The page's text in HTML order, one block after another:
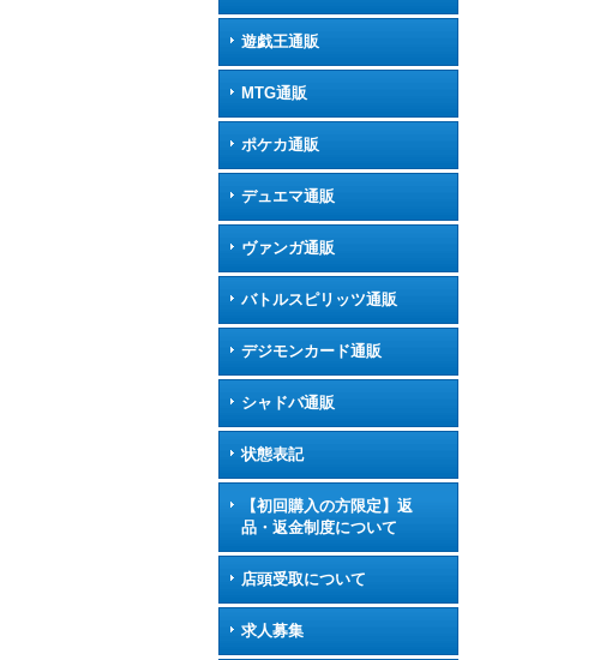
遊戯王通販
MTG通販
ポケカ通販
デュエマ通販
ヴァンガ通販
バトルスピリッツ通販
デジモンカード通販
シャドバ通販
状態表記
【初回購入の方限定】返
品・返金制度について
店頭受取について
求人募集